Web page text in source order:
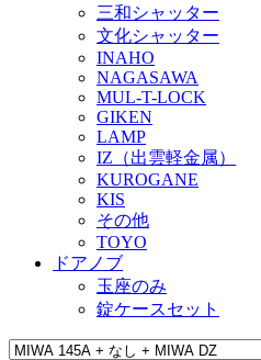
三和シャッター
文化シャッター
INAHO
NAGASAWA
MUL-T-LOCK
GIKEN
LAMP
IZ（出雲軽金属）
KUROGANE
KIS
その他
TOYO
ドアノブ
玉座のみ
錠ケースセット